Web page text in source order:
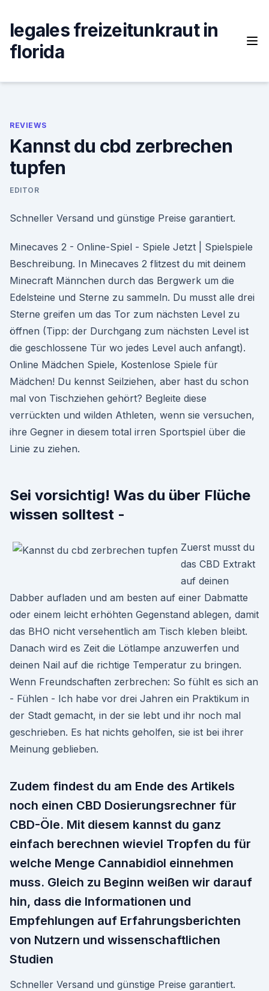
content
legales freizeitunkraut in
florida
REVIEWS
Kannst du cbd zerbrechen
tupfen
EDITOR
Schneller Versand und günstige Preise garantiert.
Minecaves 2 - Online-Spiel - Spiele Jetzt | Spielspiele
Beschreibung. In Minecaves 2 flitzest du mit deinem
Minecraft Männchen durch das Bergwerk um die
Edelsteine und Sterne zu sammeln. Du musst alle drei
Sterne greifen um das Tor zum nächsten Level zu
öffnen (Tipp: der Durchgang zum nächsten Level ist
die geschlossene Tür wo jedes Level auch anfangt).
Online Mädchen Spiele, Kostenlose Spiele für
Mädchen! Du kennst Seilziehen, aber hast du schon
mal von Tischziehen gehört? Begleite diese
verrückten und wilden Athleten, wenn sie versuchen,
ihre Gegner in diesem total irren Sportspiel über die
Linie zu ziehen.
Sei vorsichtig! Was du über Flüche
wissen solltest -
Zuerst musst du
das CBD Extrakt
auf deinen
Dabber aufladen und am besten auf einer Dabmatte
oder einem leicht erhöhten Gegenstand ablegen, damit
das BHO nicht versehentlich am Tisch kleben bleibt.
Danach wird es Zeit die Lötlampe anzuwerfen und
deinen Nail auf die richtige Temperatur zu bringen.
Wenn Freundschaften zerbrechen: So fühlt es sich an
- Fühlen - Ich habe vor drei Jahren ein Praktikum in
der Stadt gemacht, in der sie lebt und ihr noch mal
geschrieben. Es hat nichts geholfen, sie ist bei ihrer
Meinung geblieben.
Zudem findest du am Ende des Artikels
noch einen CBD Dosierungsrechner für
CBD-Öle. Mit diesem kannst du ganz
einfach berechnen wieviel Tropfen du für
welche Menge Cannabidiol einnehmen
muss. Gleich zu Beginn weißen wir darauf
hin, dass die Informationen und
Empfehlungen auf Erfahrungsberichten
von Nutzern und wissenschaftlichen
Studien
Schneller Versand und günstige Preise garantiert.